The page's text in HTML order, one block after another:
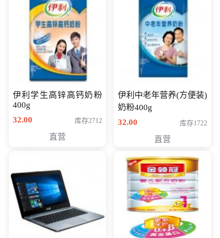
伊利学生高锌高钙奶粉
400g
32.00
库存2712
直营
伊利中老年营养(方便装)
奶粉400g
32.00
库存1722
直营